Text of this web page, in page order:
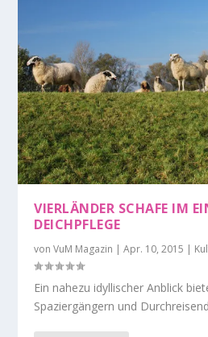
VIERLÄNDER SCHAFE IM
DEICHPFLEGE
vonVuM Magazin |Apr. 10, 2015 |
Ein nahezu idyllischer Anblick
Spaziergängern und